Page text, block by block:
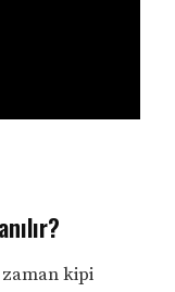
zaman kipi